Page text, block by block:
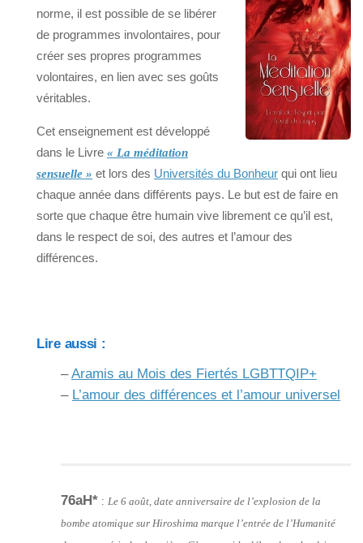
norme, il est possible de se libérer
de programmes involontaires, pour
créer ses propres programmes
volontaires, en lien avec ses goûts
véritables.
Cet enseignement est développé
dans le Livre « La méditation
sensuelle » et lors des Universités du Bonheur qui ont lieu
chaque année dans différents pays. Le but est de faire en
sorte que chaque être humain vive librement ce qu’il est,
dans le respect de soi, des autres et l’amour des
différences.
Lire aussi :
–Aramis au Mois des Fiertés LGBTTQIP+
– L’amour des différences et l’amour universel
76aH* : Le 6 août, date anniversaire de l’explosion de la
bombe atomique sur Hiroshima marque l’entrée de l’Humanité